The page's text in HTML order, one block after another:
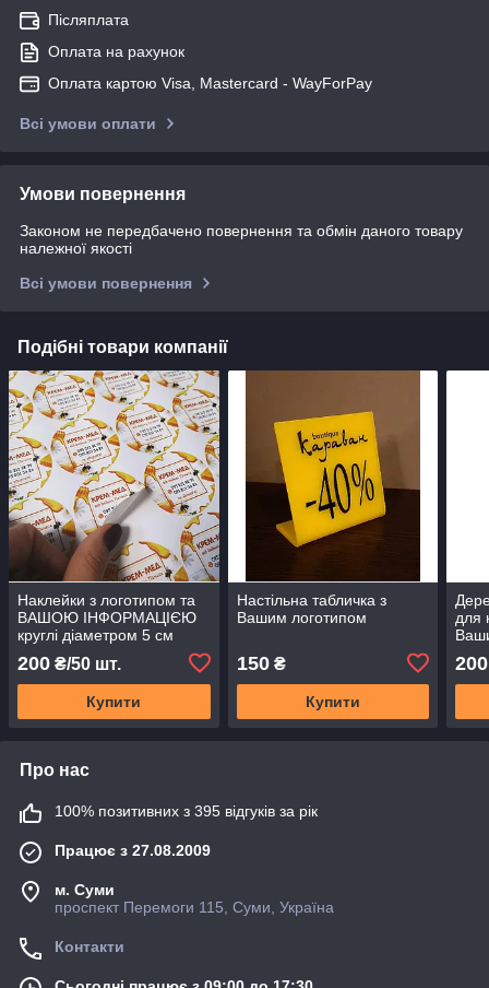
Післяплата
Оплата на рахунок
Оплата картою Visa, Mastercard - WayForPay
Всі умови оплати
Умови повернення
Законом не передбачено повернення та обмін даного товару
належної якості
Всі умови повернення
Подібні товари компанії
Наклейки з логотипом та
ВАШОЮ ІНФОРМАЦІЄЮ
круглі діаметром 5 см
200 ₴/50 шт.
Купити
Настільна табличка з
Вашим логотипом
150₴
Купити
для
200
Про нас
100% позитивних з 395 відгуків за рік
Працює з 27.08.2009
м. Суми
проспект Перемоги 115, Суми, Україна
Контакти